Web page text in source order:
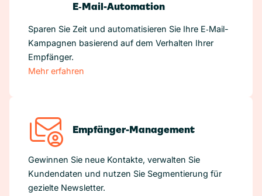
E‑Mail-Automation
Sparen Sie Zeit und automatisieren Sie Ihre E‑Mail-
Kampagnen basierend auf dem Verhalten Ihrer
Empfänger.
Mehr erfahren
Empfänger-Management
Gewinnen Sie neue Kontakte, verwalten Sie
Kundendaten und nutzen Sie Segmentierung für
gezielte Newsletter.